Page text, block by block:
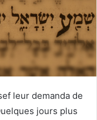
leur demanda de
jours plus